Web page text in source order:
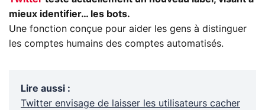
mieux identifier… les bots.
Une fonction conçue pour aider les gens à distinguer
les comptes humains des comptes automatisés.
Lire aussi :
Twitter envisage de laisser les utilisateurs cacher